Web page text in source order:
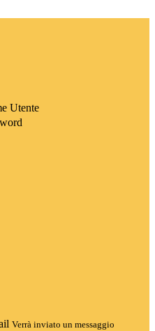
Utente
Verrà inviato un messaggio